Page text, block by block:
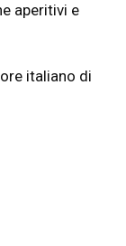
aperitivi e
italiano di